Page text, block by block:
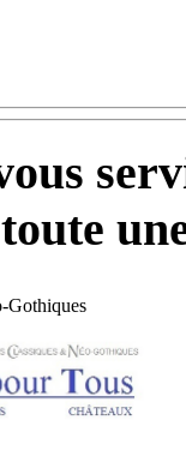
toute
Gothiques